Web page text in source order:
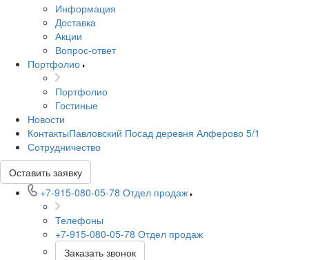
Информация
Доставка
Акции
Вопрос-ответ
Портфолио
Портфолио
Гостиные
Новости
КонтактыПавловский Посад деревня Алферово 5/1
Сотрудничество
Оставить заявку
+7-915-080-05-78 Отдел продаж
Телефоны
+7-915-080-05-78 Отдел продаж
Заказать звонок